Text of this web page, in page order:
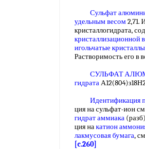
Сульфат
удельным весом 2,71.
кристаллогидрата,
кристаллизационной
игольчатые кристаллы
Растворимость его в
СУЛЬФАТ
гидрата
Идентификация
ция на сульфат-ион
гидрат аммиака
ция накатион
лакмусовая бумага,
[c.260]